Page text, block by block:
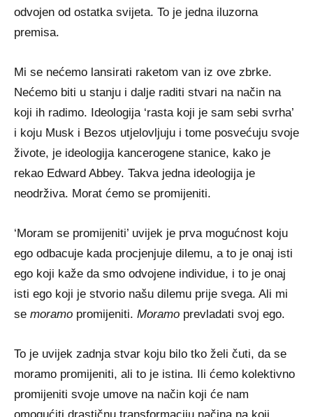
odvojen od ostatka svijeta. To je jedna iluzorna
premisa.
Mi se nećemo lansirati raketom van iz ove zbrke.
Nećemo biti u stanju i dalje raditi stvari na način na
koji ih radimo. Ideologija ‘rasta koji je sam sebi svrha’
i koju Musk i Bezos utjelovljuju i tome posvećuju svoje
živote, je ideologija kancerogene stanice, kako je
rekao Edward Abbey. Takva jedna ideologija je
neodrživa. Morat ćemo se promijeniti.
‘Moram se promijeniti’ uvijek je prva mogućnost koju
ego odbacuje kada procjenjuje dilemu, a to je onaj isti
ego koji kaže da smo odvojene individue, i to je onaj
isti ego koji je stvorio našu dilemu prije svega. Ali mi
se moramo promijeniti. Moramo prevladati svoj ego.
To je uvijek zadnja stvar koju bilo tko želi čuti, da se
moramo promijeniti, ali to je istina. Ili ćemo kolektivno
promijeniti svoje umove na način koji će nam